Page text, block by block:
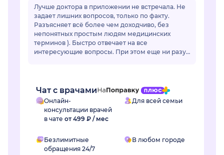
Лучше доктора в приложении не встречала. Не
задает лишних вопросов, только по факту.
Разъясняет всё более чем доходчиво, без
непонятных простым людям медицинских
терминов ). Быстро отвечает на все
интересующие вопросы. При этом еще ни разу
Чат с врачами
Онлайн-
консультации врачей
в чате от 499 ₽ / мес
Для всей семьи
Безлимитные
обращения 24/7
В любом городе